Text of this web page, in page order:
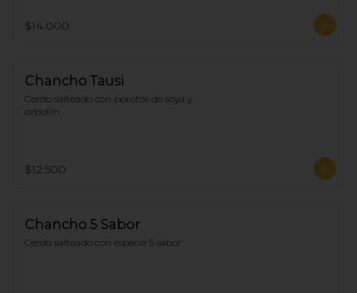
$14.000
Chancho Tausi
Cerdo salteado con porotos de soya y
cebollín
$12.500
Chancho 5 Sabor
Cerdo salteado con especia 5 sabor